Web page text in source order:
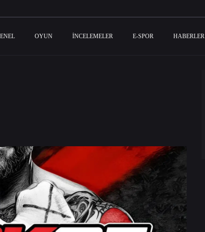
OYUN İNCELEMELER E-SPOR HABERLER